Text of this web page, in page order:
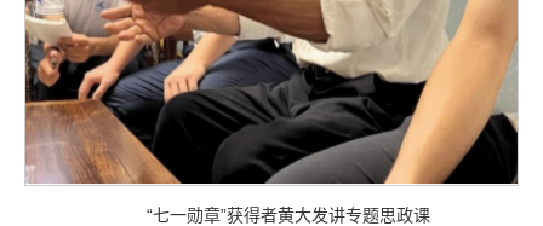
“七一勋章”获得者黄大发讲专题思政课